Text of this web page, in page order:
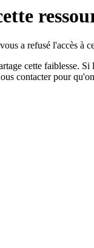
a refusé l'accès à
cette faiblesse.
contacter pour